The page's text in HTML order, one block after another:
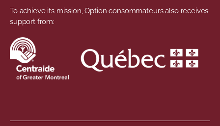
To achieve its mission, Option consommateurs also receives
support from: